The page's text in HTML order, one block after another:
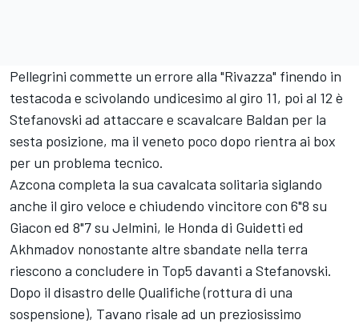
Pellegrini commette un errore alla "Rivazza" finendo in
testacoda e scivolando undicesimo al giro 11, poi al 12 è
Stefanovski ad attaccare e scavalcare Baldan per la
sesta posizione, ma il veneto poco dopo rientra ai box
per un problema tecnico.
Azcona completa la sua cavalcata solitaria siglando
anche il giro veloce e chiudendo vincitore con 6"8 su
Giacon ed 8"7 su Jelmini, le Honda di Guidetti ed
Akhmadov nonostante altre sbandate nella terra
riescono a concludere in Top5 davanti a Stefanovski.
Dopo il disastro delle Qualifiche (rottura di una
sospensione), Tavano risale ad un preziosissimo